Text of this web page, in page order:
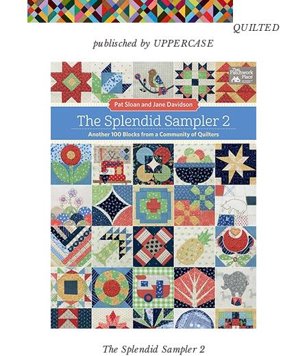
QUILTED
publisched by UPPERCASE
The Splendid Sampler 2